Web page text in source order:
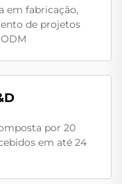
em fabricação,
de projetos
por 20
em até 24